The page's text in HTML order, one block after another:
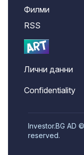
Филми
RSS
Лични данни
Confidentiality
Investor.BG AD
reserved.